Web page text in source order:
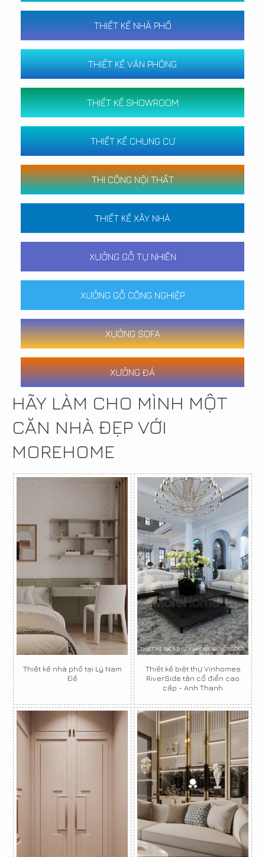
THIẾT KẾ NHÀ PHỐ
THIẾT KẾ VĂN PHÒNG
THIẾT KẾ SHOWROOM
THIẾT KẾ CHUNG CƯ
THI CÔNG NỘI THẤT
THIẾT KẾ XÂY NHÀ
XƯỞNG GỖ TỰ NHIÊN
XƯỞNG GỖ CÔNG NGHIỆP
XƯỞNG SOFA
XƯỞNG ĐÁ
HÃY LÀM CHO MÌNH MỘT
CĂN NHÀ ĐẸP VỚI
MOREHOME
Thiết kế nhà phố tại Lý Nam
Đế
Thiết kế biệt thự Vinhomes
RiverSide tân cổ điển cao
cấp - Anh Thanh